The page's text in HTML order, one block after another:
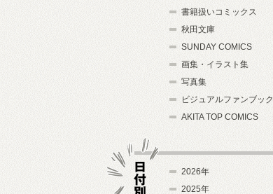
書籍扱いコミックス
秋田文庫
SUNDAY COMICS
画集・イラスト集
写真集
ビジュアルファンブック
AKITA TOP COMICS
2026年
2025年